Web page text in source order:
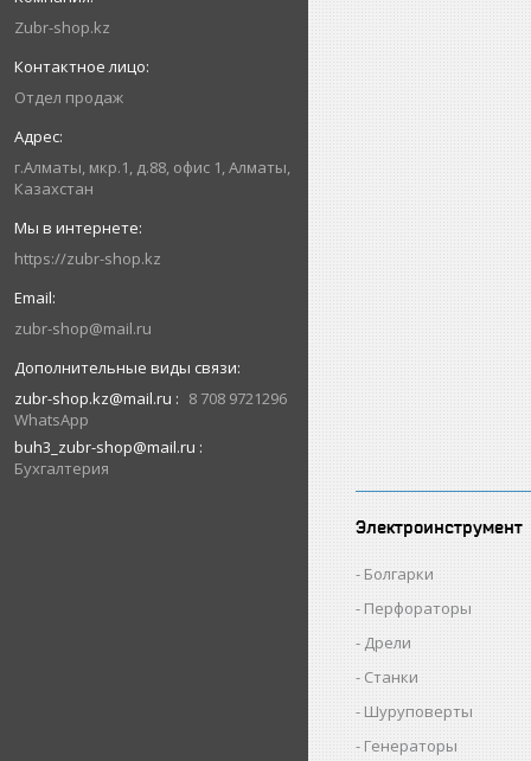
Zubr-shop.kz
Отдел продаж
г.Алматы, мкр.1, д.88, офис 1, Алматы,
Казахстан
https://zubr-shop.kz
zubr-shop@mail.ru
zubr-shop.kz@mail.ru
8 708 9721296
WhatsApp
buh3_zubr-shop@mail.ru
Бухгалтерия
Электроинструмент
Болгарки
Перфораторы
Дрели
Станки
Шуруповерты
Генераторы